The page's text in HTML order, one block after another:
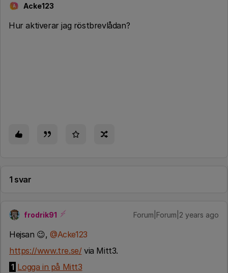
A Acke123
Hur aktiverar jag röstbrevlådan?
1 svar
frodrik91 Forum|Forum|2 years ago
Hejsan 😉, @Acke123
https://www.tre.se/via Mitt3.
1 Logga in på Mitt3